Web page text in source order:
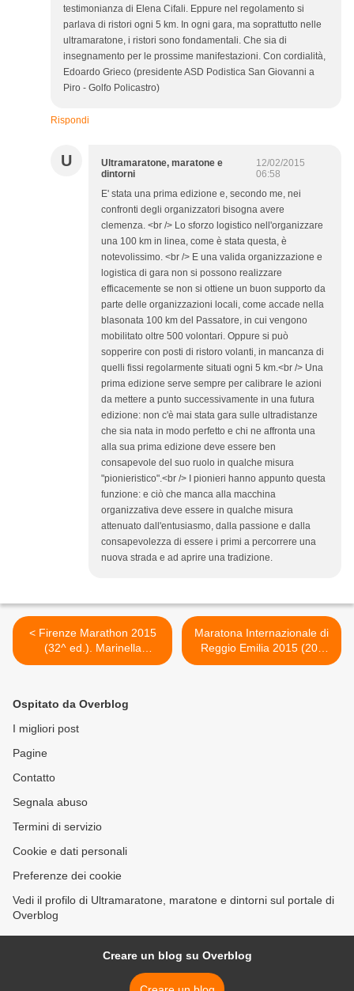
testimonianza di Elena Cifali. Eppure nel regolamento si
parlava di ristori ogni 5 km. In ogni gara, ma soprattutto nelle
ultramaratone, i ristori sono fondamentali. Che sia di
insegnamento per le prossime manifestazioni. Con cordialità,
Edoardo Grieco (presidente ASD Podistica San Giovanni a
Piro - Golfo Policastro)
Rispondi
U
Ultramaratone, maratone e
dintorni
12/02/2015
06:58
E' stata una prima edizione e, secondo me, nei
confronti degli organizzatori bisogna avere
clemenza. <br /> Lo sforzo logistico nell'organizzare
una 100 km in linea, come è stata questa, è
notevolissimo. <br /> E una valida organizzazione e
logistica di gara non si possono realizzare
efficacemente se non si ottiene un buon supporto da
parte delle organizzazioni locali, come accade nella
blasonata 100 km del Passatore, in cui vengono
mobilitato oltre 500 volontari. Oppure si può
sopperire con posti di ristoro volanti, in mancanza di
quelli fissi regolarmente situati ogni 5 km.<br /> Una
prima edizione serve sempre per calibrare le azioni
da mettere a punto successivamente in una futura
edizione: non c'è mai stata gara sulle ultradistanze
che sia nata in modo perfetto e chi ne affronta una
alla sua prima edizione deve essere ben
consapevole del suo ruolo in qualche misura
"pionieristico".<br /> I pionieri hanno appunto questa
funzione: e ciò che manca alla macchina
organizzativa deve essere in qualche misura
attenuato dall'entusiasmo, dalla passione e dalla
consapevolezza di essere i primi a percorrere una
nuova strada e ad aprire una tradizione.
< Firenze Marathon 2015
(32^ ed.). Marinella
Barbagallo ha corso per
Maratona Internazionale di
Reggio Emilia 2015 (20^
ed.). Buon compleanno,
Ospitato da Overblog
I migliori post
Pagine
Contatto
Segnala abuso
Termini di servizio
Cookie e dati personali
Preferenze dei cookie
Vedi il profilo di Ultramaratone, maratone e dintorni sul portale di
Overblog
Creare un blog su Overblog